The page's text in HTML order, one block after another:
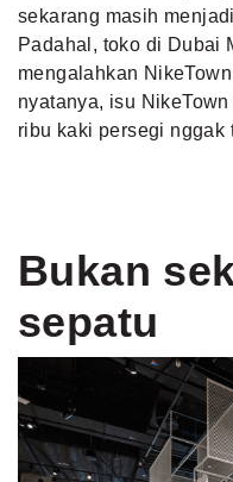
sekarang masih
Padahal, toko di Dubai
mengalahkan
nyatanya, isu
ribu kaki persegi nggak
Bukan
sepatu